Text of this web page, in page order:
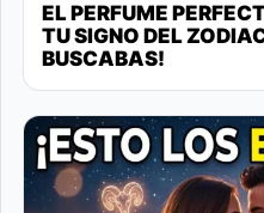
EL PERFUME
TU SIGNO DEL
BUSCABAS!